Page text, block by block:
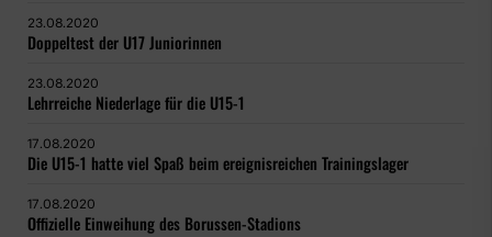
23.08.2020
Doppeltest der U17 Juniorinnen
23.08.2020
Lehrreiche Niederlage für die U15-1
17.08.2020
Die U15-1 hatte viel Spaß beim ereignisreichen Trainingslager
17.08.2020
Offizielle Einweihung des Borussen-Stadions